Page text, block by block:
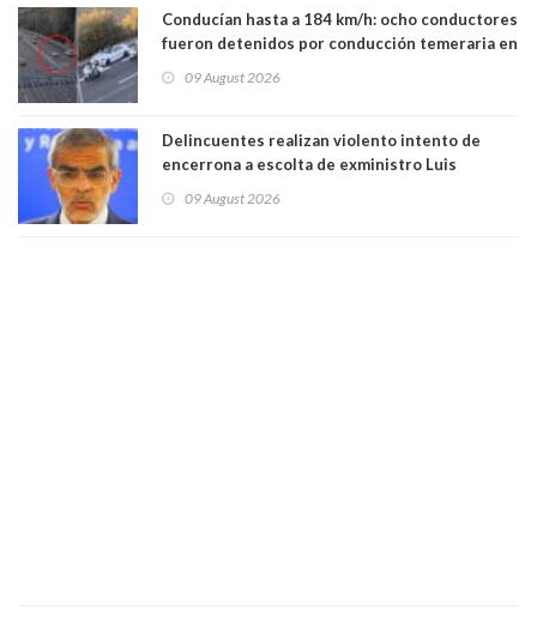
Conducían hasta a 184 km/h: ocho conductores
fueron detenidos por conducción temeraria en
09 August 2026
Delincuentes realizan violento intento de
encerrona a escolta de exministro Luis
Lo Espejo
09 August 2026